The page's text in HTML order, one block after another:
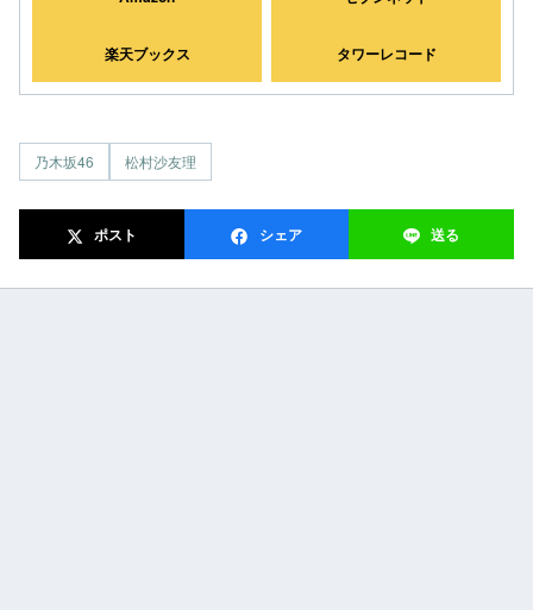
楽天ブックス タワーレコード
乃木坂46 松村沙友理
ポスト シェア 送る